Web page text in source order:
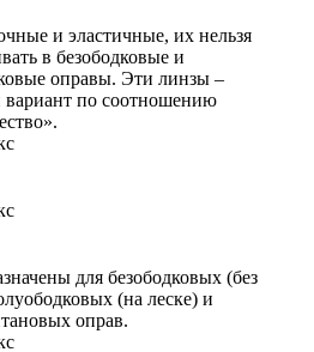
и эластичные, их нельзя
в безободковые и
оправы. Эти линзы –
по соотношению
для безободковых (без
(на леске) и
оправ.